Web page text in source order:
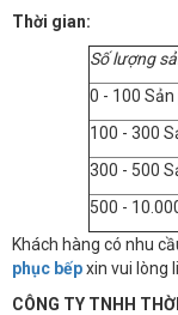
Thời gian:
Số lượng
0 - 100
100 - 300
300 - 500
500 -
Khách hàng có nhu
phục bếpxin vui lòng
CÔNG TY TNHH